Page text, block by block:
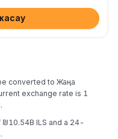
converted to Жаңа
exchange rate is 1
ILS and a 24-